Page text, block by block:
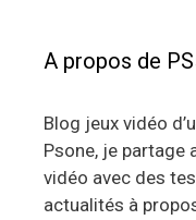
A propos de
Blog jeux vidéo
Psone, je partage
vidéo avec des
actualités à